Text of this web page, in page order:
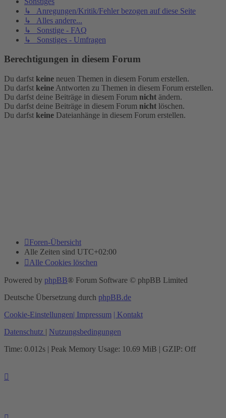
↳ Anregungen/Kritik/Fehler bezogen auf diese Seite
↳ Alles andere...
↳ Sonstige - FAQ
↳ Sonstiges - Umfragen
Berechtigungen in diesem Forum
Du darfst keine neuen Themen in diesem Forum erstellen.
Du darfst keine Antworten zu Themen in diesem Forum erstellen.
Du darfst deine Beiträge in diesem Forum nicht ändern.
Du darfst deine Beiträge in diesem Forum nicht löschen.
Du darfst keine Dateianhänge in diesem Forum erstellen.
Foren-Übersicht
Alle Zeiten sind UTC+02:00
Alle Cookies löschen
Powered by phpBB® Forum Software © phpBB Limited
Deutsche Übersetzung durch phpBB.de
Cookie-Einstellungen| Impressum | Kontakt
Datenschutz | Nutzungsbedingungen
Time: 0.012s | Peak Memory Usage: 10.69 MiB | GZIP: Off